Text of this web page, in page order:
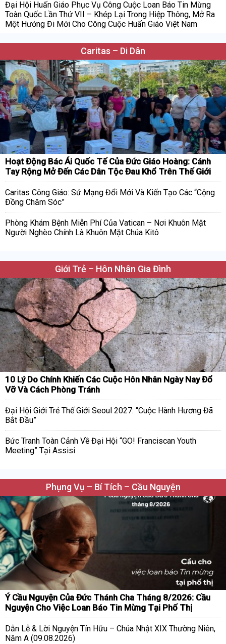
Đại Hội Huấn Giáo Phục Vụ Công Cuộc Loan Báo Tin Mừng
Toàn Quốc Lần Thứ VII – Khép Lại Trong Hiệp Thông, Mở Ra
Một Hướng Đi Mới Cho Công Cuộc Huấn Giáo Việt Nam
Caritas – Di Dân
Hoạt Động Bác Ái Quốc Tế Của Đức Giáo Hoàng: Cánh
Tay Rộng Mở Đến Các Dân Tộc Đau Khổ Trên Thế Giới
Caritas Công Giáo: Sứ Mạng Đổi Mới Và Kiến Tạo Các “Cộng
Đồng Chăm Sóc”
Phòng Khám Bệnh Miễn Phí Của Vatican – Nơi Khuôn Mặt
Người Nghèo Chính Là Khuôn Mặt Chúa Kitô
Giới Trẻ – Hôn Nhân Gia Đình
10 Lý Do Chính Khiến Các Cuộc Hôn Nhân Ngày Nay Đổ
Vỡ Và Cách Phòng Tránh
Đại Hội Giới Trẻ Thế Giới Seoul 2027: “Cuộc Hành Hương Đã
Bắt Đầu”
Bức Tranh Toàn Cảnh Về Đại Hội “GO! Franciscan Youth
Meeting” Tại Assisi
Phụng Vụ – Bí Tích – Cầu Nguyện
Ý Cầu Nguyện Của Đức Thánh Cha Tháng 8/2026: Cầu
Nguyện Cho Việc Loan Báo Tin Mừng Tại Phố Thị
Dẫn Lễ & Lời Nguyện Tín Hữu – Chúa Nhật XIX Thường Niên,
Năm A (09.08.2026)